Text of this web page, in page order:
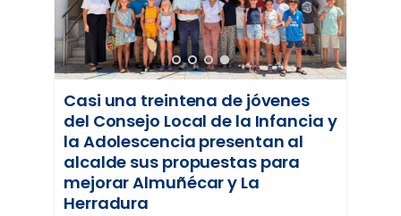
Casi una treintena de jóvenes
del Consejo Local de la Infancia y
la Adolescencia presentan al
alcalde sus propuestas para
mejorar Almuñécar y La
Herradura